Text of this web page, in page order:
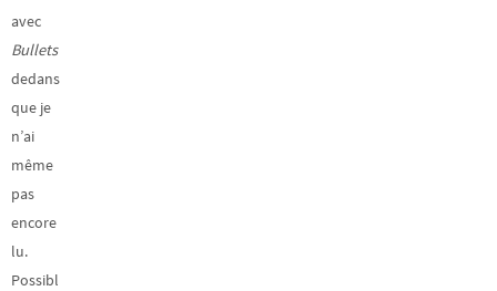
avec
Bullets
dedans
que je
n’ai
même
pas
encore
lu.
Possibl